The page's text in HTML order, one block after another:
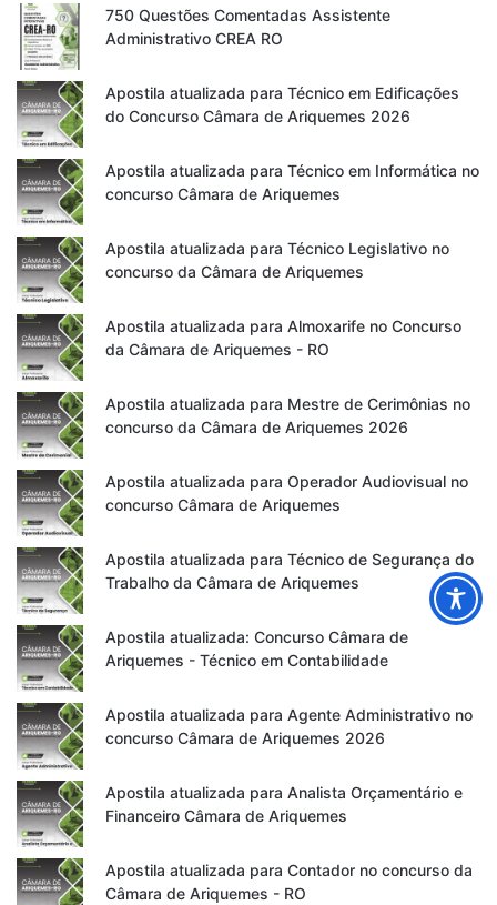
750 Questões Comentadas Assistente
Administrativo CREA RO
Apostila atualizada para Técnico em Edificações
do Concurso Câmara de Ariquemes 2026
Apostila atualizada para Técnico em Informática no
concurso Câmara de Ariquemes
Apostila atualizada para Técnico Legislativo no
concurso da Câmara de Ariquemes
Apostila atualizada para Almoxarife no Concurso
da Câmara de Ariquemes - RO
Apostila atualizada para Mestre de Cerimônias no
concurso da Câmara de Ariquemes 2026
Apostila atualizada para Operador Audiovisual no
concurso Câmara de Ariquemes
Apostila atualizada para Técnico de Segurança do
Trabalho da Câmara de Ariquemes
Apostila atualizada: Concurso Câmara de
Ariquemes - Técnico em Contabilidade
Apostila atualizada para Agente Administrativo no
concurso Câmara de Ariquemes 2026
Apostila atualizada para Analista Orçamentário e
Financeiro Câmara de Ariquemes
Apostila atualizada para Contador no concurso da
Câmara de Ariquemes - RO